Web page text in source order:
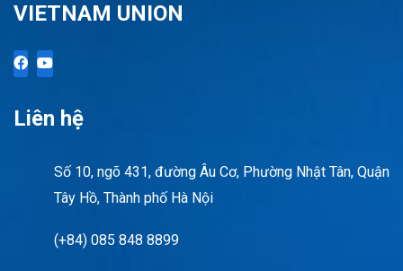
VIETNAM UNION
Liên hệ
Số 10, ngõ 431, đường Âu Cơ, Phường Nhật Tân, Quận
Tây Hồ, Thành phố Hà Nội
(+84) 085 848 8899